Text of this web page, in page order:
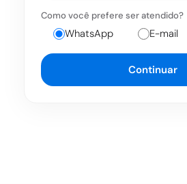
Como você prefere ser atendido?
WhatsApp E-mail
Continuar